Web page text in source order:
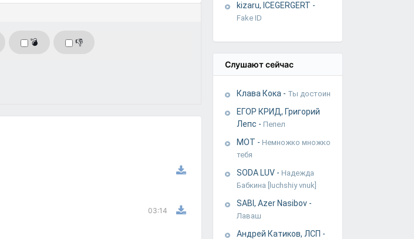
💣 👎
03:14
kizaru, ICEGERGERT -
Fake ID
Слушают сейчас
Клава Кока - Ты достоин
ЕГОР КРИД, Григорий
Лепс - Пепел
МОТ - Немножко множко
тебя
SODA LUV - Надежда
Бабкина [luchshiy vnuk]
SABI, Azer Nasibov -
Лаваш
Андрей Катиков, ЛСП -